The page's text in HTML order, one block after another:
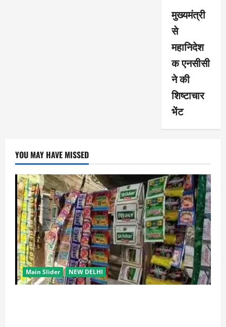
मुख्यमंत्री
से
महानिदेश
क एनसीसी
ने की
शिष्टाचार
भेंट
YOU MAY HAVE MISSED
Main Slider NEW DELHI